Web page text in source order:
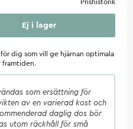
Prishistorik
Ej i lager
dig som vill ge hjärnan optimala
framtiden.
som ersättning för
av en varierad kost och
daglig dos bör
utom räckhåll för små